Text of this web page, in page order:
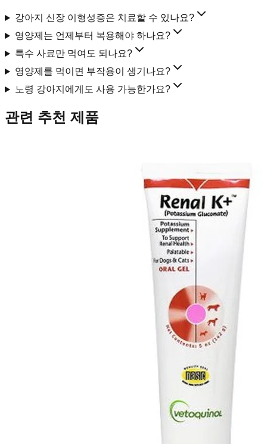
강아지 신장 이형성증은 치료할 수 있나요?
영양제는 언제부터 복용해야 하나요?
특수 사료만 먹여도 되나요?
영양제를 먹이면 부작용이 생기나요?
노령 강아지에게도 사용 가능한가요?
관련 추천 제품